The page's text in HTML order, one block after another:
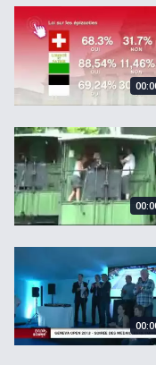
Résultats des
Première émission de
Geneva Open Master